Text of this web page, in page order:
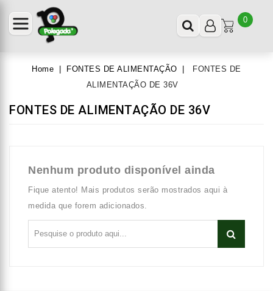
0
Home FONTES DE ALIMENTAÇÃO
FONTES DE
ALIMENTAÇÃO DE 36V
FONTES DE ALIMENTAÇÃO DE 36V
Nenhum produto disponível ainda
Fique atento! Mais produtos serão mostrados aqui à
medida que forem adicionados.